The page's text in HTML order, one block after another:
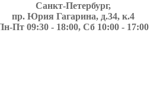
Санкт-Петербург,
пр. Юрия Гагарина, д.34, к.4
Пт 09:30 - 18:00, Сб 10:00 - 17:00